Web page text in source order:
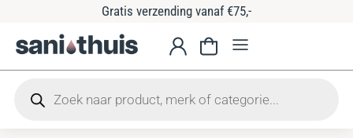
Gratis verzending vanaf €75,-